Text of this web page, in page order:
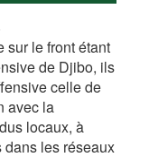
sur le front étant
de Djibo, ils
celle de
avec la
locaux, à
dans les réseaux